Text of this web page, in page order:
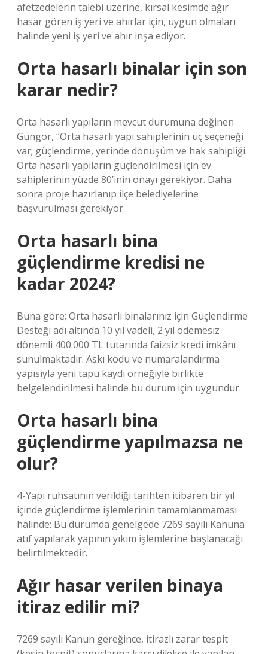
afetzedelerin talebi üzerine, kırsal kesimde ağır
hasar gören iş yeri ve ahırlar için, uygun olmaları
halinde yeni iş yeri ve ahır inşa ediyor.
Orta hasarlı binalar için son
karar nedir?
Orta hasarlı yapıların mevcut durumuna değinen
Güngör, “Orta hasarlı yapı sahiplerinin üç seçeneği
var; güçlendirme, yerinde dönüşüm ve hak sahipliği.
Orta hasarlı yapıların güçlendirilmesi için ev
sahiplerinin yüzde 80’inin onayı gerekiyor. Daha
sonra proje hazırlanıp ilçe belediyelerine
başvurulması gerekiyor.
Orta hasarlı bina
güçlendirme kredisi ne
kadar 2024?
Buna göre; Orta hasarlı binalarınız için Güçlendirme
Desteği adı altında 10 yıl vadeli, 2 yıl ödemesiz
dönemli 400.000 TL tutarında faizsiz kredi imkânı
sunulmaktadır. Askı kodu ve numaralandırma
yapısıyla yeni tapu kaydı örneğiyle birlikte
belgelendirilmesi halinde bu durum için uygundur.
Orta hasarlı bina
güçlendirme yapılmazsa ne
olur?
4-Yapı ruhsatının verildiği tarihten itibaren bir yıl
içinde güçlendirme işlemlerinin tamamlanmaması
halinde: Bu durumda genelgede 7269 sayılı Kanuna
atıf yapılarak yapının yıkım işlemlerine başlanacağı
belirtilmektedir.
Ağır hasar verilen binaya
itiraz edilir mi?
7269 sayılı Kanun gereğince, itirazlı zarar tespit